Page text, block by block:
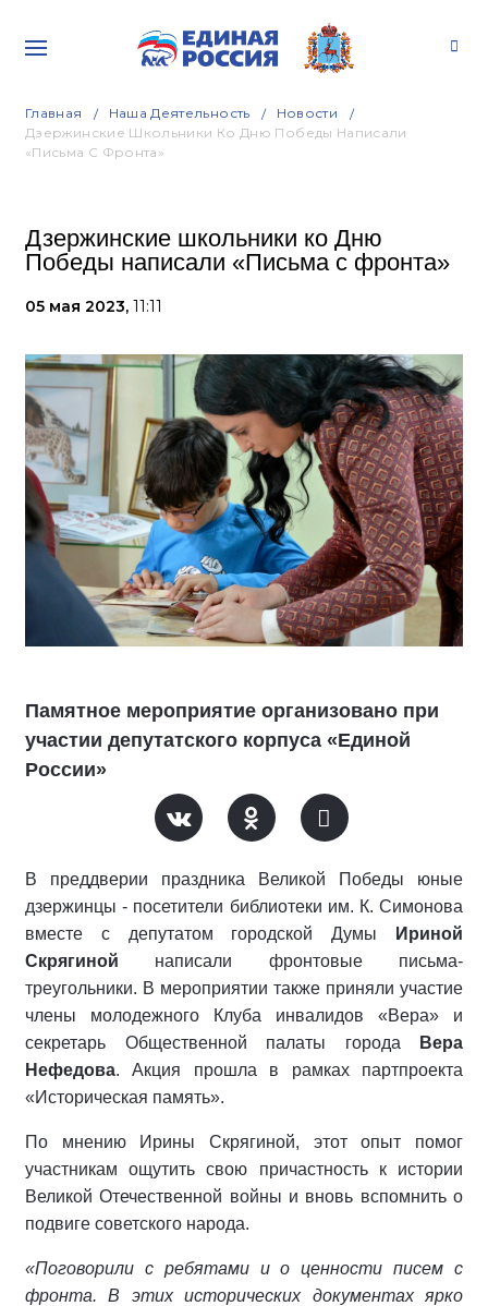
Главная Наша Деятельность
Новости
Дзержинские Школьники Ко Дню Победы Написали
«Письма С Фронта»
Дзержинские школьники ко Дню
Победы написали «Письма с фронта»
05 мая 2023, 11:11
Памятное мероприятие организовано при
участии депутатского корпуса «Единой
России»
В преддверии праздника Великой Победы юные
дзержинцы - посетители библиотеки им. К. Симонова
вместе с депутатом городской Думы
Ириной
Скрягиной написали фронтовые письма-
треугольники. В мероприятии также приняли участие
члены молодежного Клуба инвалидов «Вера» и
секретарь Общественной палаты города
Вера
Нефедова. Акция прошла в рамках партпроекта
«Историческая память».
По мнению Ирины Скрягиной, этот опыт помог
участникам ощутить свою причастность к истории
Великой Отечественной войны и вновь вспомнить о
подвиге советского народа.
«Поговорили с ребятами и о ценности писем с
фронта. В этих исторических документах ярко